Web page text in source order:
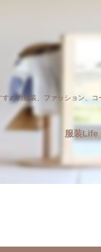
すめの服装、ファッション、コ
服装Life